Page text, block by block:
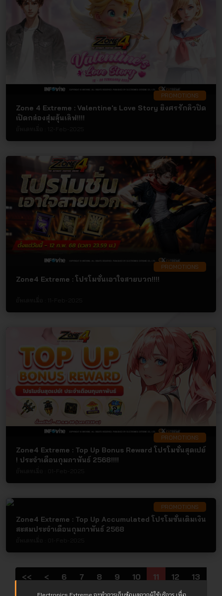
PROMOTIONS
Zone 4 Extreme : Valentine's Love Story ยิงศรรักคิวปิด
เปิดกล่องสุ่มลุ้นเลิฟ!!!!
PROMOTIONS
Zone4 Extreme : โปรโมชั่นเอาใจสายบวก!!!!
PROMOTIONS
Zone4 Extreme : Top Up Bonus Reward โปรโมชั่นสุดเปย์
! ประจำเดือนกุมภาพันธ์ 2568!!!!
PROMOTIONS
Zone4 Extreme : Top Up Accumulated โปรโมชั่นเติมเงิน
สะสมประจำเดือนกุมภาพันธ์ 2568
<< < 6 7 8 9 10 11 12
13